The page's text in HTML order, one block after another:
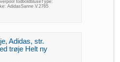
fodboldbluseType:
AdidasSanne V.2765
Adidas, str.
trøje Helt ny